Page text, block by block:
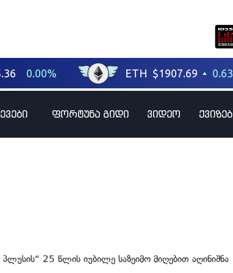
ფორტუნა გიდი ვიდეო
25 წლის იუბილე საზეიმო მიღებით აღინიშნა